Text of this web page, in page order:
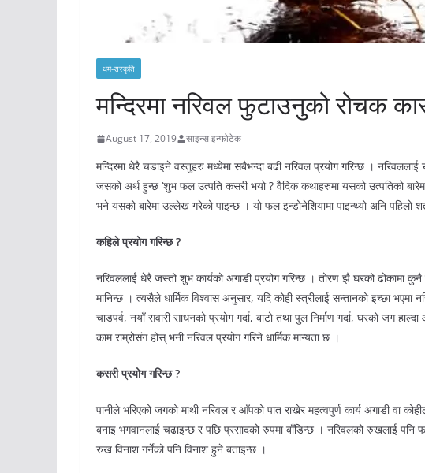
धर्म-सस्कृति
मन्दिरमा नरिवल फुटाउनुको रोचक
August 17, 2019 साइन्स इन्फोटेक
मन्दिरमा धेरै चडाइने वस्तुहरु मध्येमा सबैभन्दा बढी नरिवल प्रयोग गरिन्छ ।
जसको अर्थ हुन्छ ‘शुभ फल उत्पति कसरी भयो ? वैदिक कथाहरुमा यसको उत्पतिको
भने यसको बारेमा उल्लेख गरेको पाइन्छ । यो फल इन्डोनेशियामा पाइन्थ्यो अनि पहिलो
कहिले प्रयोग गरिन्छ ?
नरिवललाई धेरै जस्तो शुभ कार्यको अगाडी प्रयोग गरिन्छ । तोरण झै घरको ढोकामा कुनै
मानिन्छ । त्यसैले धार्मिक विश्वास अनुसार, यदि कोही स्त्रीलाई सन्तानको इच्छा
चाडपर्व, नयाँ सवारी साधनको प्रयोग गर्दा, बाटो तथा पुल निर्माण गर्दा, घरको जग
काम राम्रोसंग होस् भनी नरिवल प्रयोग गरिने धार्मिक मान्यता छ ।
कसरी प्रयोग गरिन्छ ?
पानीले भरिएको जगको माथी नरिवल र आँपको पात राखेर महत्वपुर्ण कार्य अगाडी वा
बनाइ भगवानलाई चढाइन्छ र पछि प्रसादको रुपमा बाँडिन्छ । नरिवलको रुखलाई
रुख विनाश गर्नेको पनि विनाश हुने बताइन्छ ।